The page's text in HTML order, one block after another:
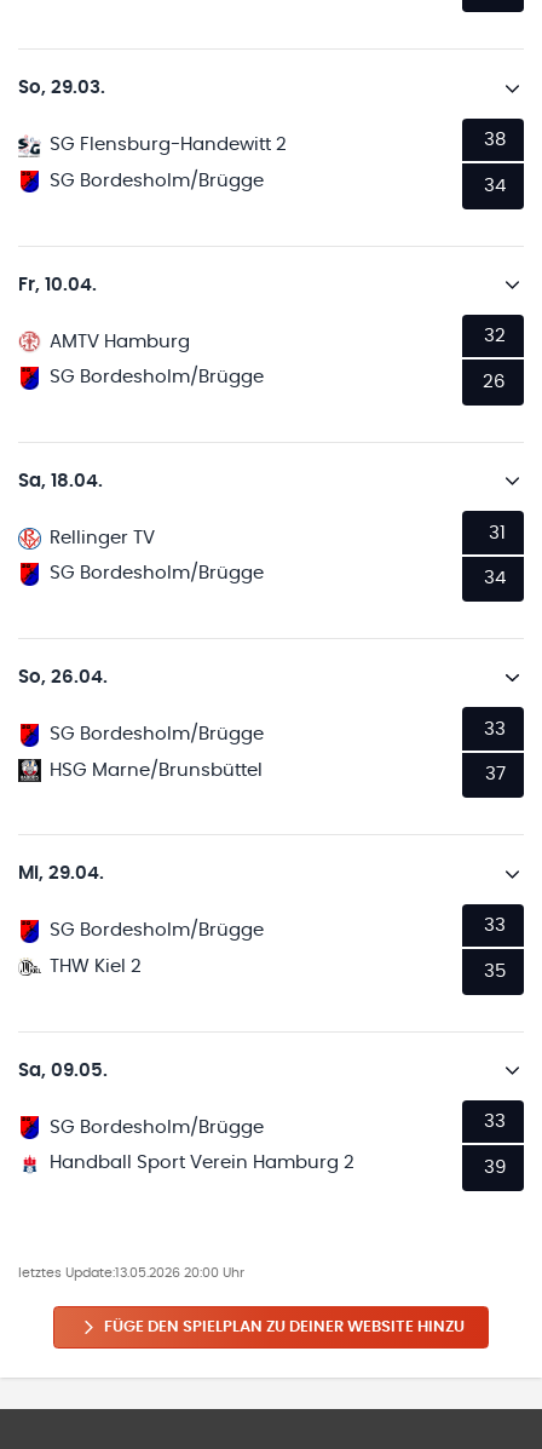
So, 29.03.
SG Flensburg-Handewitt 2
SG Bordesholm/Brügge
38
34
Fr, 10.04.
AMTV Hamburg
SG Bordesholm/Brügge
32
26
Sa, 18.04.
Rellinger TV
SG Bordesholm/Brügge
31
34
So, 26.04.
SG Bordesholm/Brügge
HSG Marne/Brunsbüttel
33
37
Mi, 29.04.
SG Bordesholm/Brügge
THW Kiel 2
33
35
Sa, 09.05.
SG Bordesholm/Brügge
Handball Sport Verein Hamburg 2
33
39
letztes Update:13.05.2026 20:00 Uhr
FÜGE DEN SPIELPLAN ZU DEINER WEBSITE HINZU